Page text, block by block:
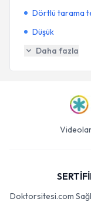
Dörtlü tarama
Düşük
Daha fazla
Doktorsitesi.com